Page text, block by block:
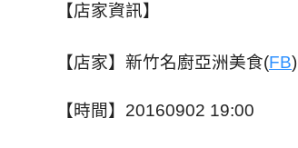
【店家資訊】
【店家】新竹名廚亞洲美食(FB)
【時間】 20160902 19:00